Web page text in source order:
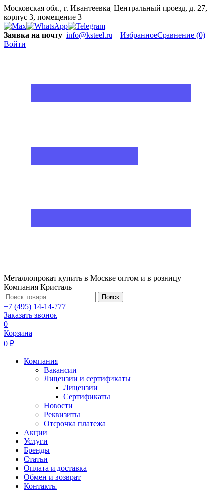
Московская обл., г. Ивантеевка, Центральный проезд, д. 27,
корпус 3, помещение 3
Заявка на почту info@ksteel.ru ИзбранноеСравнение (0)
Войти
Металлопрокат купить в Москве оптом и в розницу |
Компания Кристаль
Поиск
+7 (495) 14-14-777
Заказать звонок
0
Корзина
0 ₽
Компания
Вакансии
Лицензии и сертификаты
Лицензии
Сертификаты
Новости
Реквизиты
Отсрочка платежа
Акции
Услуги
Бренды
Статьи
Оплата и доставка
Обмен и возврат
Контакты